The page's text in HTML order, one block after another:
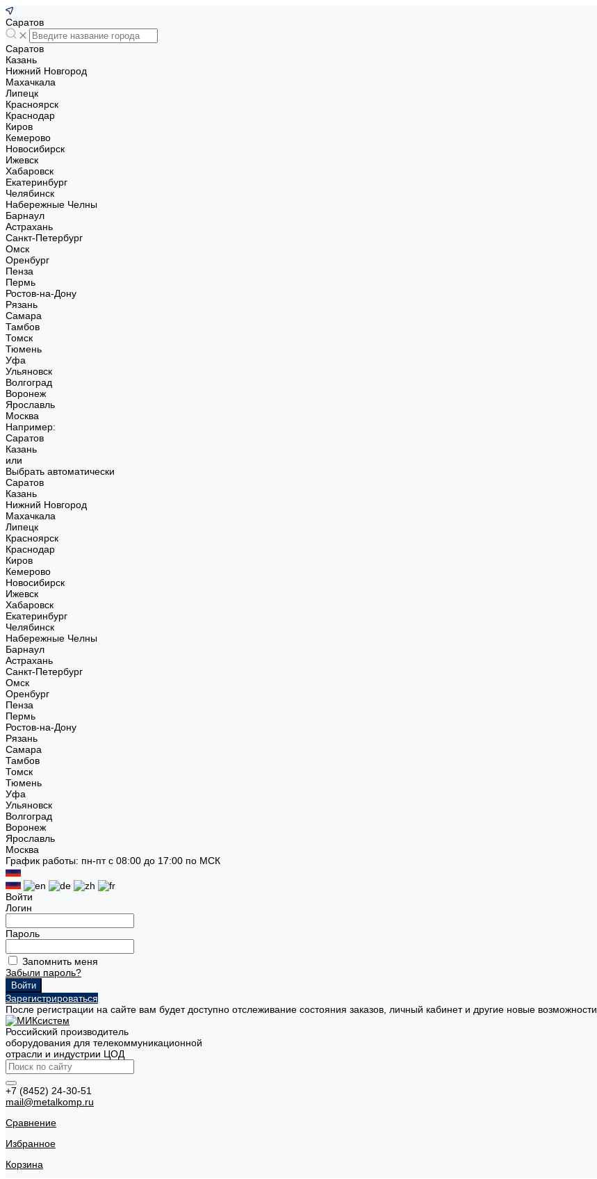
Саратов
Саратов
Казань
Нижний Новгород
Махачкала
Липецк
Красноярск
Краснодар
Киров
Кемерово
Новосибирск
Ижевск
Хабаровск
Екатеринбург
Челябинск
Набережные Челны
Барнаул
Астрахань
Санкт-Петербург
Омск
Оренбург
Пенза
Пермь
Ростов-на-Дону
Рязань
Самара
Тамбов
Томск
Тюмень
Уфа
Ульяновск
Волгоград
Воронеж
Ярославль
Москва
Например:
Саратов
Казань
или
Выбрать автоматически
Саратов
Казань
Нижний Новгород
Махачкала
Липецк
Красноярск
Краснодар
Киров
Кемерово
Новосибирск
Ижевск
Хабаровск
Екатеринбург
Челябинск
Набережные Челны
Барнаул
Астрахань
Санкт-Петербург
Омск
Оренбург
Пенза
Пермь
Ростов-на-Дону
Рязань
Самара
Тамбов
Томск
Тюмень
Уфа
Ульяновск
Волгоград
Воронеж
Ярославль
Москва
График работы: пн-пт с 08:00 до 17:00 по МСК
Войти
Логин
Пароль
Запомнить меня
Забыли пароль?
Зарегистрироваться
После регистрации на сайте вам будет доступно отслеживание состояния заказов, личный кабинет и другие новые возможности
Российский производитель
оборудования для телекоммуникационной
отрасли и индустрии ЦОД
+7 (8452) 24-30-51
mail@metalkomp.ru
Сравнение
Избранное
Корзина